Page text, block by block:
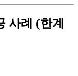
사례 (한계